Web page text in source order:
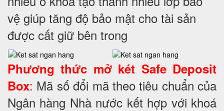
vệ giúp tăng độ bảo mật cho tài sản
được cất giữ bên trong
Phương thức mở két Safe Deposit
Box: Mã số đổi mã theo tiêu chuẩn của
Ngân hàng Nhà nước kết hợp với khoá